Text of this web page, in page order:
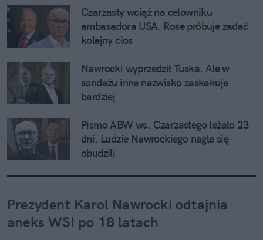
Czarzasty wciąż na celowniku
ambasadora USA. Rose próbuje zadać
kolejny cios
Nawrocki wyprzedził Tuska. Ale w
sondażu inne nazwisko zaskakuje
bardziej
Pismo ABW ws. Czarzastego leżało 23
dni. Ludzie Nawrockiego nagle się
obudzili
Prezydent Karol Nawrocki odtajnia
aneks WSI po 18 latach